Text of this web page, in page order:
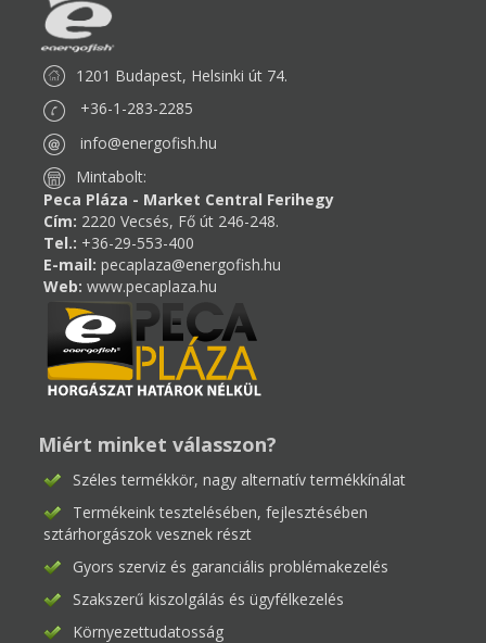
1201 Budapest, Helsinki út 74.
+36-1-283-2285
info@energofish.hu
Mintabolt:
Peca Pláza - Market Central Ferihegy
Cím: 2220 Vecsés, Fő út 246-248.
Tel.: +36-29-553-400
E-mail: pecaplaza@energofish.hu
Web: www.pecaplaza.hu
Miért minket válasszon?
Széles termékkör, nagy alternatív termékkínálat
Termékeink tesztelésében, fejlesztésében
sztárhorgászok vesznek részt
Gyors szerviz és garanciális problémakezelés
Szakszerű kiszolgálás és ügyfélkezelés
Környezettudatosság